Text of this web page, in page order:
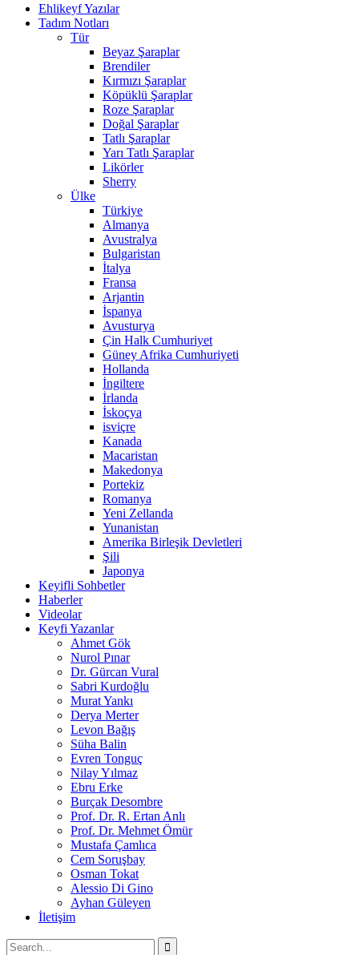
Ehlikeyf Yazılar
Tadım Notları
Tür
Beyaz Şaraplar
Brendiler
Kırmızı Şaraplar
Köpüklü Şaraplar
Roze Şaraplar
Doğal Şaraplar
Tatlı Şaraplar
Yarı Tatlı Şaraplar
Likörler
Sherry
Ülke
Türkiye
Almanya
Avustralya
Bulgaristan
İtalya
Fransa
Arjantin
İspanya
Avusturya
Çin Halk Cumhuriyet
Güney Afrika Cumhuriyeti
Hollanda
İngiltere
İrlanda
İskoçya
isviçre
Kanada
Macaristan
Makedonya
Portekiz
Romanya
Yeni Zellanda
Yunanistan
Amerika Birleşik Devletleri
Şili
Japonya
Keyifli Sohbetler
Haberler
Videolar
Keyfi Yazanlar
Ahmet Gök
Nurol Pınar
Dr. Gürcan Vural
Sabri Kurdoğlu
Murat Yankı
Derya Merter
Levon Bağış
Süha Balin
Evren Tonguç
Nilay Yılmaz
Ebru Erke
Burçak Desombre
Prof. Dr. R. Ertan Anlı
Prof. Dr. Mehmet Ömür
Mustafa Çamlıca
Cem Soruşbay
Osman Tokat
Alessio Di Gino
Ayhan Güleyen
İletişim